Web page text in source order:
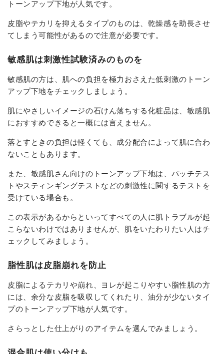
トーンアップ下地が人気です。
皮脂やテカリを抑えるタイプのものは、乾燥感を助長させ
てしまう可能性があるので注意が必要です。
敏感肌は刺激性試験済みのものを
敏感肌の方は、肌への負担を極力おさえた低刺激のトーン
アップ下地をチェックしましょう。
肌にやさしいイメージの石けん落ちする化粧品は、敏感肌
におすすめできると一概には言えません。
落とすときの負担は軽くても、成分配合によって肌に合わ
ないこともあります。
また、敏感肌さん向けのトーンアップ下地は、パッチテス
トやスティンギングテストなどの刺激性に関するテストを
受けている場合も。
この表示があるからといってすべての人に肌トラブルが起
こらないわけではありませんが、肌をいたわりたい人はチ
ェックしてみましょう。
脂性肌は皮脂崩れを防止
皮脂によるテカリや崩れ、ヨレが起こりやすい脂性肌の方
には、余分な皮脂を吸収してくれたり、油分が少ないタイ
プのトーンアップ下地が人気です。
さらっとした仕上がりのアイテムを選んでみましょう。